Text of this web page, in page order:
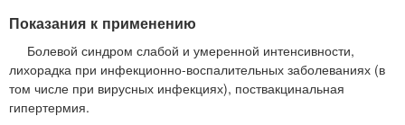
Показания к применению
Болевой синдром слабой и умеренной интенсивности,
лихорадка при инфекционно-воспалительных заболеваниях (в
том числе при вирусных инфекциях), поствакцинальная
гипертермия.